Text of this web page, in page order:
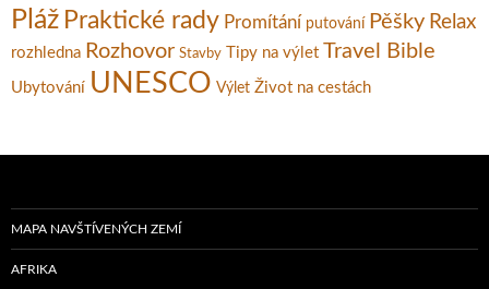
Pláž Praktické rady Promítání putování Pěšky Relax
rozhledna Rozhovor Stavby Tipy na výlet Travel Bible
Ubytování UNESCO Výlet Život na cestách
MAPA NAVŠTÍVENÝCH ZEMÍ
AFRIKA